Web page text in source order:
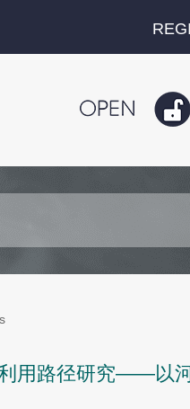
用路径研究——以